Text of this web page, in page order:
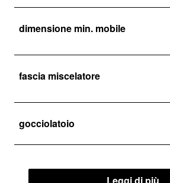
dimensione min. mobile
fascia miscelatore
gocciolatoio
Leggi di più